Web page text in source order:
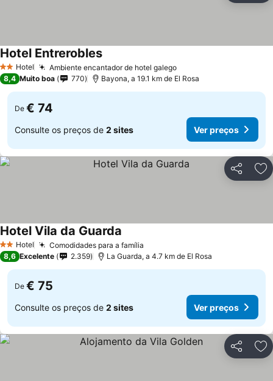
2 Estrelas
Hotel Ambiente encantador de hotel galego
Hotel Entrerobles
8,4 Muito boa 770 Bayona, a 19.1 km de El Rosa
De € 74
Consulte os preços de 2 sites Ver preços
Partilhar
2 Estrelas
Hotel Comodidades para a família
Hotel Vila da Guarda
8,6 Excelente 2.359 La Guarda, a 4.7 km de El Rosa
De € 75
Consulte os preços de 2 sites Ver preços
Partilhar